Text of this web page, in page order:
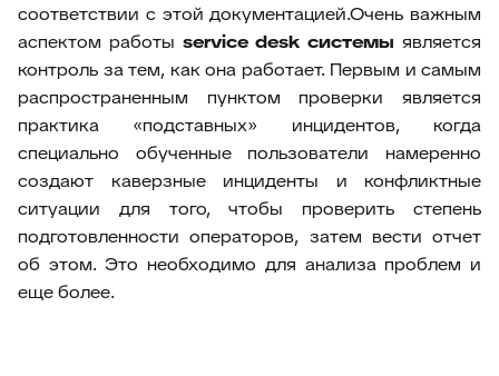
соответствии с этой документацией.Очень важным
аспектом работы service desk системы является
контроль за тем, как она работает. Первым и самым
распространенным пунктом проверки является
практика «подставных» инцидентов, когда
специально обученные пользователи намеренно
создают каверзные инциденты и конфликтные
ситуации для того, чтобы проверить степень
подготовленности операторов, затем вести отчет
об этом. Это необходимо для анализа проблем и
еще более.